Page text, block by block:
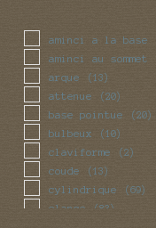
aminci a la base
aminci au sommet
arque (13)
attenue (20)
base pointue (20)
bulbeux (10)
claviforme (2)
coude (13)
cylindrique (69)
elance (83)